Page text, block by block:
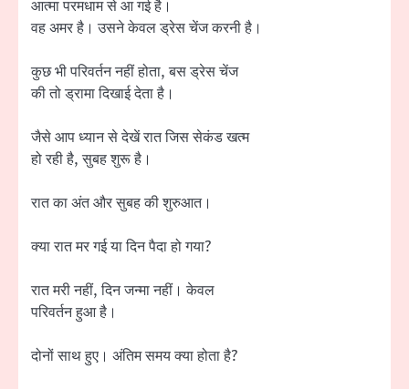
आत्मा परमधाम से आ गई है।
वह अमर है। उसने केवल ड्रेस चेंज करनी है।
कुछ भी परिवर्तन नहीं होता, बस ड्रेस चेंज
की तो ड्रामा दिखाई देता है।
जैसे आप ध्यान से देखें रात जिस सेकंड खत्म
हो रही है, सुबह शुरू है।
रात का अंत और सुबह की शुरुआत।
क्या रात मर गई या दिन पैदा हो गया?
रात मरी नहीं, दिन जन्मा नहीं। केवल
परिवर्तन हुआ है।
दोनों साथ हुए। अंतिम समय क्या होता है?